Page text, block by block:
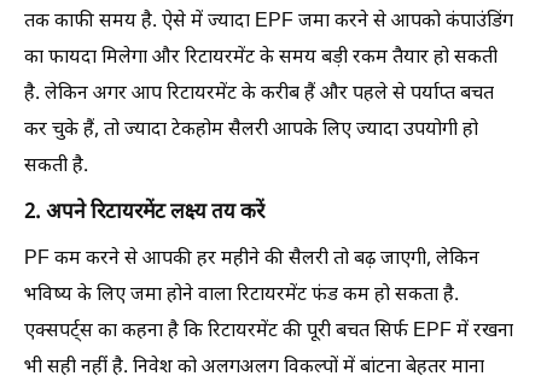
तक काफी समय है. ऐसे में ज्यादा EPF जमा करने से आपको कंपाउंडिंग
का फायदा मिलेगा और रिटायरमेंट के समय बड़ी रकम तैयार हो सकती
है. लेकिन अगर आप रिटायरमेंट के करीब हैं और पहले से पर्याप्त बचत
कर चुके हैं, तो ज्यादा टेकहोम सैलरी आपके लिए ज्यादा उपयोगी हो
सकती है.
2. अपने रिटायरमेंट लक्ष्य तय करें
PF कम करने से आपकी हर महीने की सैलरी तो बढ़ जाएगी, लेकिन
भविष्य के लिए जमा होने वाला रिटायरमेंट फंड कम हो सकता है.
एक्सपर्ट्स का कहना है कि रिटायरमेंट की पूरी बचत सिर्फ EPF में रखना
भी सही नहीं है. निवेश को अलगअलग विकल्पों में बांटना बेहतर माना